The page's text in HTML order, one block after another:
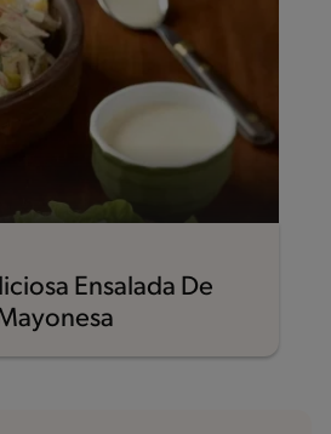
Ensalada De